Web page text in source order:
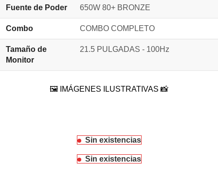
Fuente de Poder 650W 80+ BRONZE
Combo COMBO COMPLETO
Tamaño de
Monitor
21.5 PULGADAS - 100Hz
🖼️ IMÁGENES ILUSTRATIVAS 📸
Sin existencias
Sin existencias